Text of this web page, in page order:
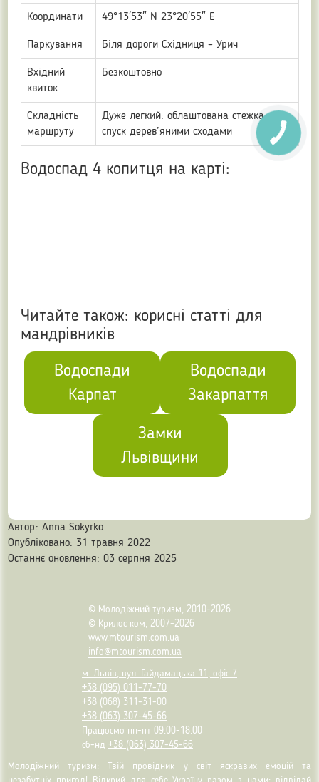
Координати 49°13′53″ N 23°20′55″ E
Паркування Біля дороги Східниця – Урич
Вхідний
квиток
Безкоштовно
Складність
маршруту
Дуже легкий: облаштована стежка,
спуск дерев’яними сходами
Водоспад 4 копитця на карті:
Читайте також: корисні статті для
мандрівників
Водоспади
Карпат
Водоспади
Закарпаття
Замки
Львівщини
Автор:Anna Sokyrko
Опубліковано: 31 травня 2022
Останнє оновлення: 03 серпня 2025
© Молодіжний туризм, 2010-2026
© Крилос ком, 2007-2026
www.mtourism.com.ua
info@mtourism.com.ua
м. Львів, вул. Гайдамацька 11, офіс 7
+38 (095) 011-77-70
+38 (068) 311-31-00
+38 (063) 307-45-66
Працюємо пн-пт 09.00-18.00
сб-нд +38 (063) 307-45-66
Молодіжний туризм: Твій провідник у світ яскравих емоцій та